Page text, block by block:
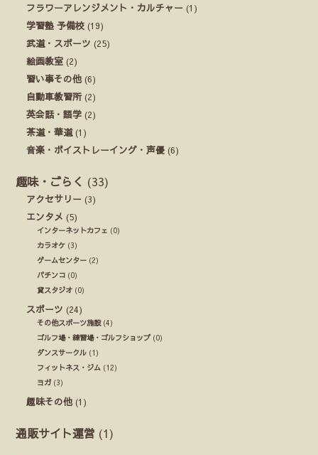
フラワーアレンジメント・カルチャー (1)
学習塾 予備校 (19)
武道・スポーツ (25)
絵画教室 (2)
習い事その他 (6)
自動車教習所(2)
英会話・語学 (2)
茶道・華道(1)
音楽・ボイストレーイング・声優 (6)
趣味・ごらく (33)
アクセサリー (3)
エンタメ (5)
インターネットカフェ (0)
カラオケ (3)
ゲームセンター (2)
パチンコ (0)
貸スタジオ (0)
スポーツ (24)
その他スポーツ施設(4)
ゴルフ場・練習場・ゴルフショップ(0)
ダンスサークル (1)
フィットネス・ジム (12)
ヨガ (3)
趣味その他 (1)
通販サイト運営 (1)